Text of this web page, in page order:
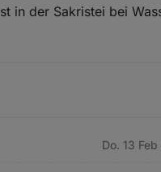
in der Sakristei bei
Do. 13